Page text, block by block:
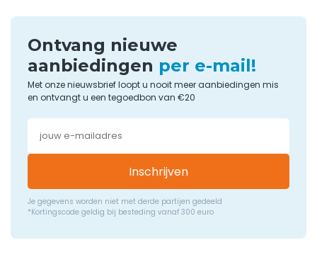
Ontvang nieuwe
aanbiedingen per e-mail!
Met onze nieuwsbrief loopt u nooit meer aanbiedingen mis
en ontvangt u een tegoedbon van €20
Inschrijven
Je gegevens worden niet met derde partijen gedeeld
*Kortingscode geldig bij besteding vanaf 300 euro